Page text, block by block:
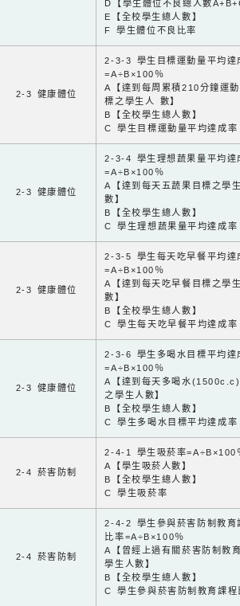
D【學生體位不良總人數
E【全校學生總人數】
F 學生體位不良比率
2-3 健康體位
2-3-3 學生目標運動量平均達
=A÷B×100％
A【達到每周累積210分鐘運
標之學生人 數】
B【全校學生總人數】
C 學生目標運動量平均達成率
2-3 健康體位
2-3-4 學生理想蔬果量平均達
=A÷B×100％
A【達到每天五蔬果目標之學
數】
B【全校學生總人數】
C 學生理想蔬果量平均達成率
2-3 健康體位
2-3-5 學生每天吃早餐平均達
=A÷B×100％
A【達到每天吃早餐目標之學
數】
B【全校學生總人數】
C 學生每天吃早餐平均達成率
2-3 健康體位
2-3-6 學生多喝水目標平均達
=A÷B×100％
A【達到每天多喝水
之學生人數】
B【全校學生總人數】
C 學生多喝水目標平均達成率
2-4 菸害防制
2-4-1 學生吸菸率=A÷B×100
A【學生吸菸人數】
B【全校學生總人數】
C 學生吸菸率
2-4 菸害防制
2-4-2 學生參與菸害防制教育
比率=A÷B×100％
A【曾經上過有關菸害防制教
學生人數】
B【全校學生總人數】
C 學生參與菸害防制教育課程